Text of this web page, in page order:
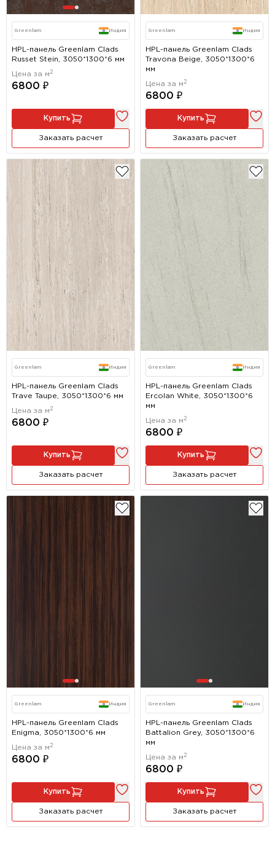
Greenlam Индия
HPL-панель Greenlam Clads
Russet Stein, 3050*1300*6 мм
Цена за м 2
6800 ₽
Купить
Заказать расчет
Greenlam Индия
HPL-панель Greenlam Clads
Travona Beige, 3050*1300*6
мм
Цена за м 2
6800 ₽
Купить
Заказать расчет
Greenlam Индия
HPL-панель Greenlam Clads
Trave Taupe, 3050*1300*6 мм
Цена за м 2
6800 ₽
Купить
Заказать расчет
Greenlam Индия
HPL-панель Greenlam Clads
Ercolan White, 3050*1300*6
мм
Цена за м 2
6800 ₽
Купить
Заказать расчет
Greenlam Индия
HPL-панель Greenlam Clads
Enigma, 3050*1300*6 мм
Цена за м 2
6800 ₽
Купить
Заказать расчет
Greenlam Индия
HPL-панель Greenlam Clads
Battalion Grey, 3050*1300*6
мм
Цена за м 2
6800 ₽
Купить
Заказать расчет